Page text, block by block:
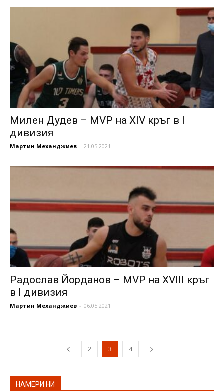
Милен Дудев – MVP на XIV кръг в I
дивизия
Мартин Механджиев - 21.05.2021
Радослав Йорданов – MVP на XVIII кръг
в I дивизия
Мартин Механджиев - 06.05.2021
2 3 4
НАМЕРИ НИ